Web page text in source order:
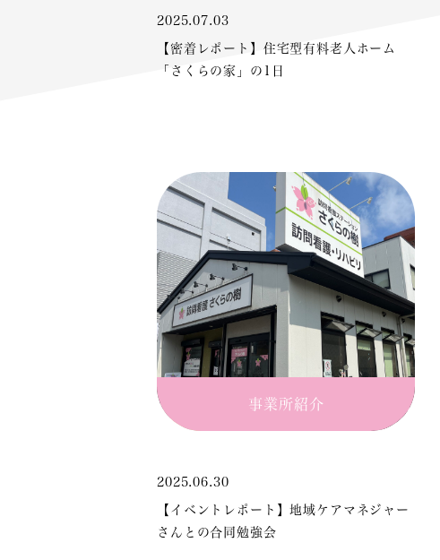
2025.07.03
【密着レポート】住宅型有料老人ホーム
「さくらの家」の1日
事業所紹介
2025.06.30
【イベントレポート】地域ケアマネジャー
さんとの合同勉強会